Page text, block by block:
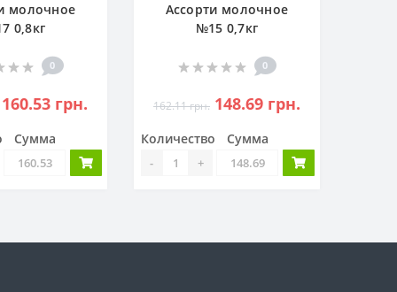
молочное
0,8кг
0
160.53 грн.
Сумма
Ассорти молочное
№15 0,7кг
0
162.11 грн. 148.69 грн.
Количество
- +
Сумма